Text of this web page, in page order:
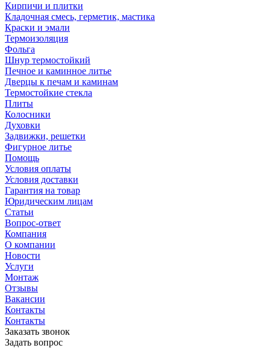
Кирпичи и плитки
Кладочная смесь, герметик, мастика
Краски и эмали
Термоизоляция
Фольга
Шнур термостойкий
Печное и каминное литье
Дверцы к печам и каминам
Термостойкие стекла
Плиты
Колосники
Духовки
Задвижки, решетки
Фигурное литье
Помощь
Условия оплаты
Условия доставки
Гарантия на товар
Юридическим лицам
Статьи
Вопрос-ответ
Компания
О компании
Новости
Услуги
Монтаж
Отзывы
Вакансии
Контакты
Контакты
Заказать звонок
Задать вопрос